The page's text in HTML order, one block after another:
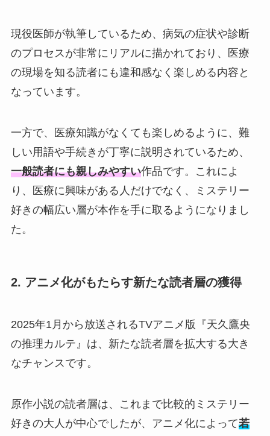
現役医師が執筆しているため、病気の症状や診断
のプロセスが非常にリアルに描かれており、医療
の現場を知る読者にも違和感なく楽しめる内容と
なっています。
一方で、医療知識がなくても楽しめるように、難
しい用語や手続きが丁寧に説明されているため、
一般読者にも親しみやすい作品です。これによ
り、医療に興味がある人だけでなく、ミステリー
好きの幅広い層が本作を手に取るようになりまし
た。
2. アニメ化がもたらす新たな読者層の獲得
2025年1月から放送されるTVアニメ版『天久鷹央
の推理カルテ』は、新たな読者層を拡大する大き
なチャンスです。
原作小説の読者層は、これまで比較的ミステリー
好きの大人が中心でしたが、アニメ化によって若